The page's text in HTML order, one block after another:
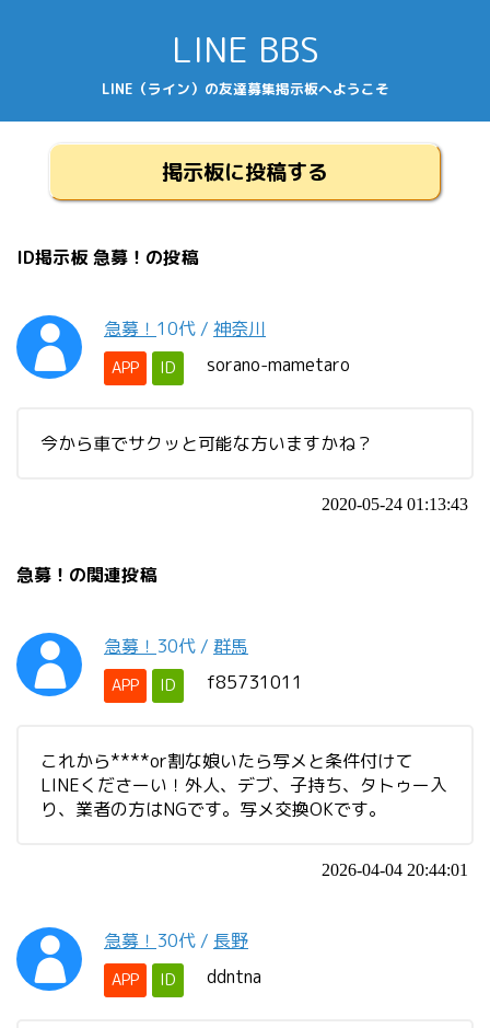
LINE BBS
LINE（ライン）の友達募集掲示板へようこそ
掲示板に投稿する
ID掲示板 急募！の投稿
急募！ 10代 / 神奈川
APP ID sorano-mametaro
今から車でサクッと可能な方いますかね？
2020-05-24 01:13:43
急募！の関連投稿
急募！ 30代 / 群馬
APP ID f85731011
これから****or割な娘いたら写メと条件付けて
LINEくださーい！外人、デブ、子持ち、タトゥー入
り、業者の方はNGです。写メ交換OKです。
2026-04-04 20:44:01
急募！ 30代 / 長野
APP ID ddntna